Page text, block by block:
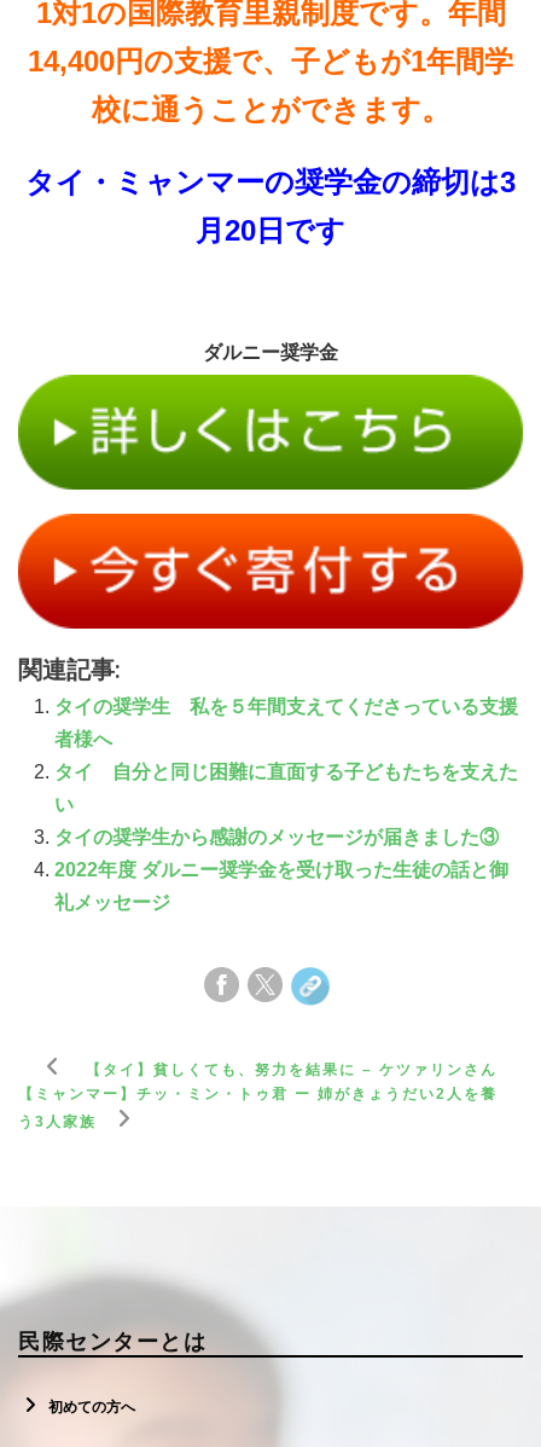
1対1の国際教育里親制度です。年間
14,400円の支援で、子どもが1年間学
校に通うことができます。
タイ・ミャンマーの奨学金の締切は3
月20日です
ダルニー奨学金
関連記事:
タイの奨学生 私を５年間支えてくださっている支援
者様へ
タイ 自分と同じ困難に直面する子どもたちを支えた
い
タイの奨学⽣から感謝のメッセージが届きました③
2022年度 ダルニー奨学金を受け取った生徒の話と御
礼メッセージ
【タイ】貧しくても、努力を結果に – ケツァリンさん
【ミャンマー】チッ・ミン・トゥ君 ー 姉がきょうだい2人を養
う3人家族
民際センターとは
初めての方へ